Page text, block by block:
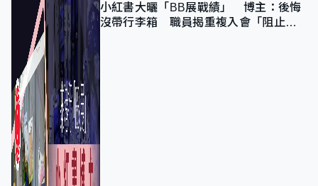
小紅書大曬「BB展戰績」 博主：後悔
沒帶行李箱 職員揭重複入會「阻止唔